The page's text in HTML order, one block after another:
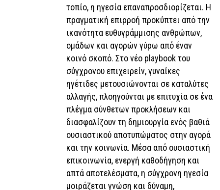
τοπίο, η ηγεσία επαναπροσδιορίζεται. Η
πραγματική επιρροή προκύπτει από την
ικανότητα ευθυγράμμισης ανθρώπων,
ομάδων και αγορών γύρω από έναν
κοινό σκοπό. Στο νέο playbook του
σύγχρονου επιχειρείν, γυναίκες
ηγέτιδες μετουσιώνονται σε καταλύτες
αλλαγής, πλοηγούνται με επιτυχία σε ένα
πλέγμα σύνθετων προκλήσεων και
διασφαλίζουν τη δημιουργία ενός βαθιά
ουσιαστικού αποτυπώματος στην αγορά
και την κοινωνία. Μέσα από ουσιαστική
επικοινωνία, ενεργή καθοδήγηση και
απτά αποτελέσματα, η σύγχρονη ηγεσία
μοιράζεται γνώση και δύναμη,